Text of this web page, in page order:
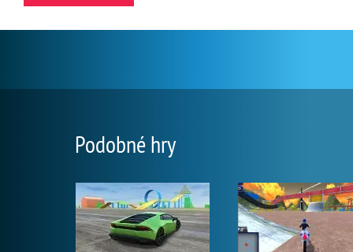
Podobné hry